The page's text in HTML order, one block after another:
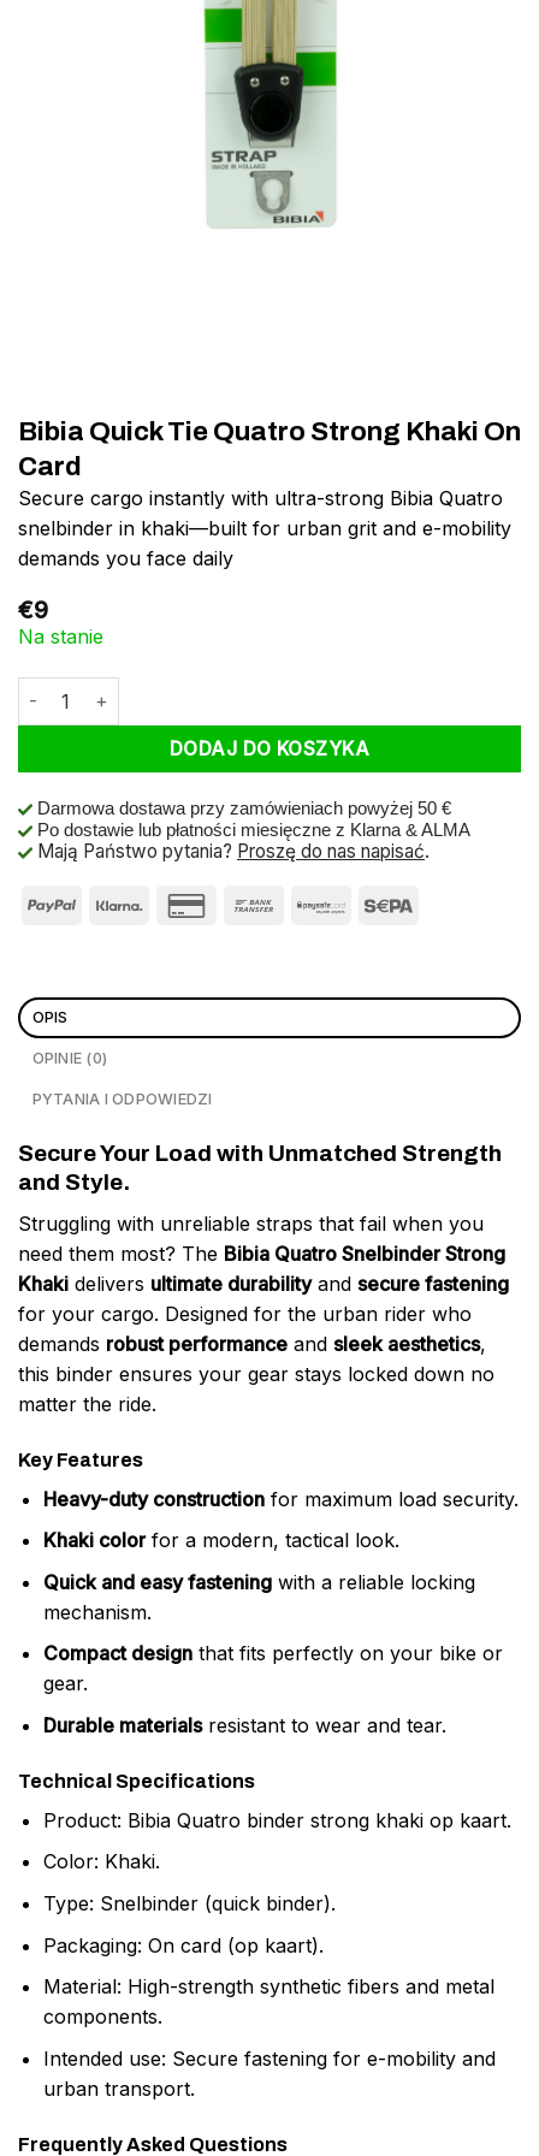
Bibia Quick Tie Quatro Strong Khaki On
Card
Secure cargo instantly with ultra-strong Bibia Quatro
snelbinder in khaki—built for urban grit and e-mobility
demands you face daily
€9
Na stanie
ilość Bibia Quick Tie Quatro Strong Khaki On Card
DODAJ DO KOSZYKA
Darmowa dostawa przy zamówieniach powyżej 50 €
Po dostawie lub płatności miesięczne z Klarna & ALMA
Mają Państwo pytania? Proszę do nas napisać.
OPIS
OPINIE (0)
PYTANIA I ODPOWIEDZI
Secure Your Load with Unmatched Strength
and Style.
Struggling with unreliable straps that fail when you
need them most? The Bibia Quatro Snelbinder Strong
Khaki delivers ultimate durabilityand secure fastening
for your cargo. Designed for the urban rider who
demands robust performance and sleek aesthetics,
this binder ensures your gear stays locked down no
matter the ride.
Key Features
Heavy-duty constructionfor maximum load security.
Khaki colorfor a modern, tactical look.
Quick and easy fasteningwith a reliable locking
mechanism.
Compact designthat fits perfectly on your bike or
gear.
Durable materialsresistant to wear and tear.
Technical Specifications
Product: Bibia Quatro binder strong khaki op kaart.
Color: Khaki.
Type: Snelbinder (quick binder).
Packaging: On card (op kaart).
Material: High-strength synthetic fibers and metal
components.
Intended use: Secure fastening for e-mobility and
urban transport.
Frequently Asked Questions